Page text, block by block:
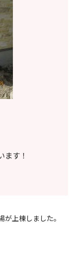
ます！
が上棟しました。